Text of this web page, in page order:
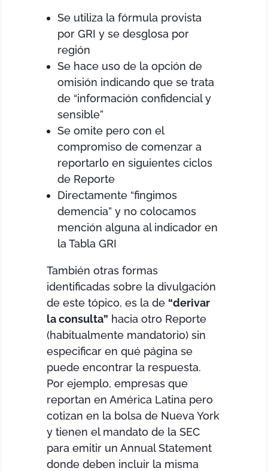
Se utiliza la fórmula provista
por GRI y se desglosa por
región
Se hace uso de la opción de
omisión indicando que se trata
de “información confidencial y
sensible”
Se omite pero con el
compromiso de comenzar a
reportarlo en siguientes ciclos
de Reporte
Directamente “fingimos
demencia” y no colocamos
mención alguna al indicador en
la Tabla GRI
También otras formas
identificadas sobre la divulgación
de este tópico, es la de “derivar
la consulta” hacia otro Reporte
(habitualmente mandatorio) sin
especificar en qué página se
puede encontrar la respuesta.
Por ejemplo, empresas que
reportan en América Latina pero
cotizan en la bolsa de Nueva York
y tienen el mandato de la SEC
para emitir un Annual Statement
donde deben incluir la misma